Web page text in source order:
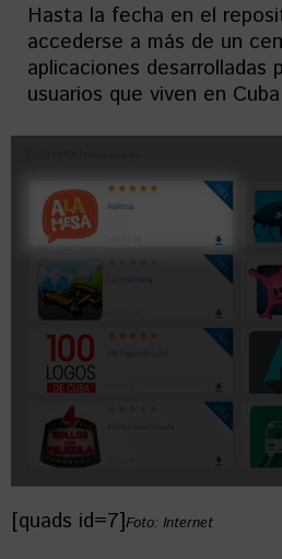
Hasta la fecha en el
accederse a más de un
aplicaciones desarrolladas
usuarios que viven en
[quads id=7]Foto: Internet